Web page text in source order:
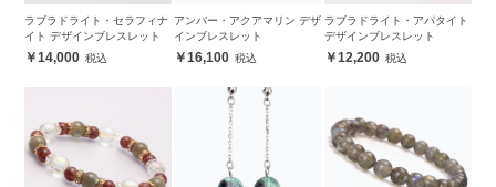
ラブラドライト・セラフィナ
イト デザインブレスレット
14,000
アンバー・アクアマリン デザ
インブレスレット
16,100
ラブラドライト・アパタイト
デザインブレスレット
12,200